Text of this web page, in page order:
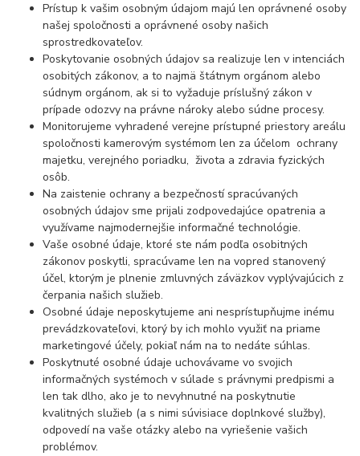
Prístup k vašim osobným údajom majú len oprávnené osoby
našej spoločnosti a oprávnené osoby našich
sprostredkovateľov.
Poskytovanie osobných údajov sa realizuje len v intenciách
osobitých zákonov, a to najmä štátnym orgánom alebo
súdnym orgánom, ak si to vyžaduje príslušný zákon v
prípade odozvy na právne nároky alebo súdne procesy.
Monitorujeme vyhradené verejne prístupné priestory areálu
spoločnosti kamerovým systémom len za účelom ochrany
majetku, verejného poriadku, života a zdravia fyzických
osôb.
Na zaistenie ochrany a bezpečností spracúvaných
osobných údajov sme prijali zodpovedajúce opatrenia a
využívame najmodernejšie informačné technológie.
Vaše osobné údaje, ktoré ste nám podľa osobitných
zákonov poskytli, spracúvame len na vopred stanovený
účel, ktorým je plnenie zmluvných záväzkov vyplývajúcich z
čerpania našich služieb.
Osobné údaje neposkytujeme ani nesprístupňujme inému
prevádzkovateľovi, ktorý by ich mohlo využiť na priame
marketingové účely, pokiaľ nám na to nedáte súhlas.
Poskytnuté osobné údaje uchovávame vo svojich
informačných systémoch v súlade s právnymi predpismi a
len tak dlho, ako je to nevyhnutné na poskytnutie
kvalitných služieb (a s nimi súvisiace doplnkové služby),
odpovedí na vaše otázky alebo na vyriešenie vašich
problémov.